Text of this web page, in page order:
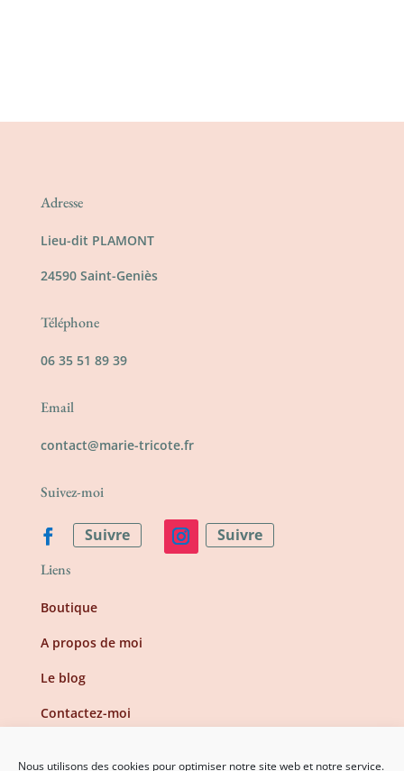
Nous utilisons des cookies pour optimiser notre site web et notre service.
Adresse
Lieu-dit PLAMONT
24590 Saint-Geniès
Téléphone
06 35 51 89 39
Email
contact@marie-tricote.fr
Suivez-moi
Suivre Suivre
Liens
Boutique
A propos de moi
Le blog
Contactez-moi
Information